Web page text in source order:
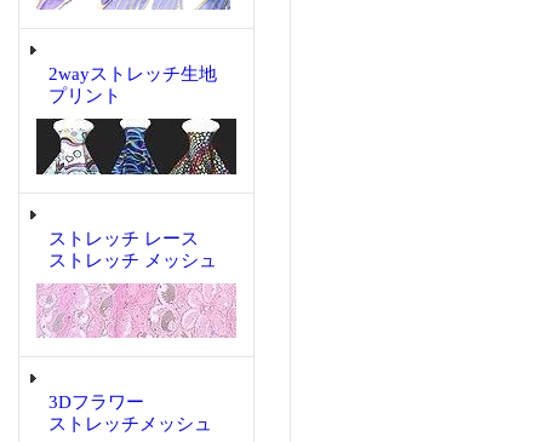
2wayストレッチ生地
プリント
ストレッチ レース
ストレッチ メッシュ
3Dフラワー
ストレッチメッシュ